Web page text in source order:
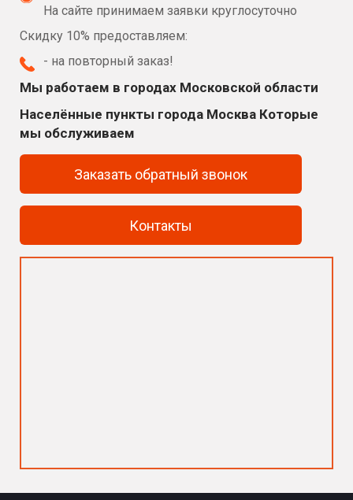
На сайте принимаем заявки круглосуточно
Скидку 10% предоставляем:
- на повторный заказ!
Мы работаем в городах Московской области
Населённые пункты города Москва Которые
мы обслуживаем
Заказать обратный звонок
Контакты